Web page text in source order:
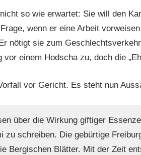
so wie erwartet: Sie will den
wenn er eine Arbeit
nötigt sie zum
einem Hodscha zu, doch die
vor Gericht. Es steht nun
über die Wirkung giftiger
zu schreiben. Die gebürtige
Bergischen Blätter. Mit der Zeit